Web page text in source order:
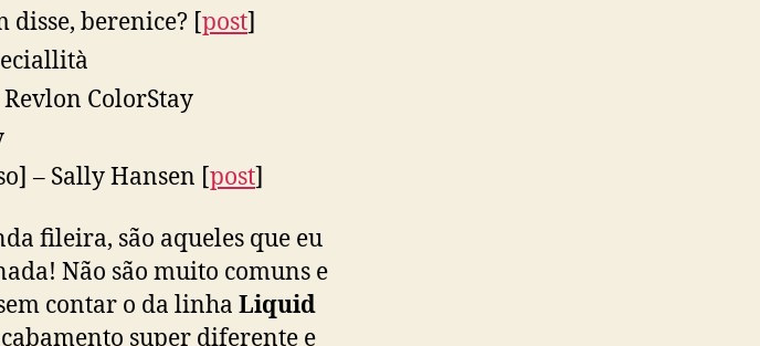
disse, berenice? [post]
ColorStay
– Sally Hansen [post]
fileira, são aqueles que eu
Não são muito comuns e
contar o da linha Liquid
super diferente e